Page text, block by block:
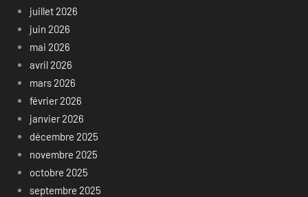
juillet 2026
juin 2026
mai 2026
avril 2026
mars 2026
février 2026
janvier 2026
décembre 2025
novembre 2025
octobre 2025
septembre 2025